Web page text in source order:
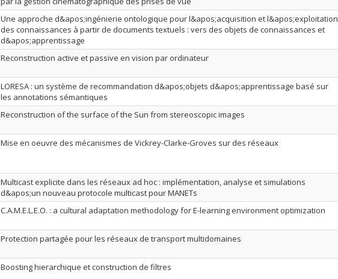
Une approche d&apos;ingénierie ontologique pour l&apos;acquisition et l&apos;exploitation
des connaissances à partir de documents textuels : vers des objets de connaissances et
d&apos;apprentissage
Reconstruction active et passive en vision par ordinateur
LORESA : un système de recommandation d&apos;objets d&apos;apprentissage basé sur
les annotations sémantiques
Reconstruction of the surface of the Sun from stereoscopic images
Mise en oeuvre des mécanismes de Vickrey-Clarke-Groves sur des réseaux
Multicast explicite dans les réseaux ad hoc : implémentation, analyse et simulations
d&apos;un nouveau protocole multicast pour MANETs
C.A.M.E.L.E.O. : a cultural adaptation methodology for E-learning environment optimization
Protection partagée pour les réseaux de transport multidomaines
Boosting hierarchique et construction de filtres